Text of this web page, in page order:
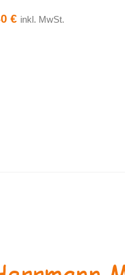
€ inkl. MwSt.